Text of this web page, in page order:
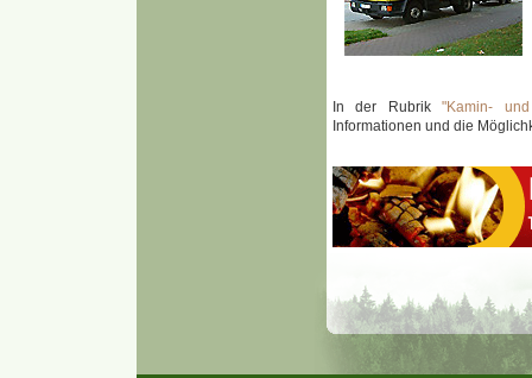
In der Rubrik"Kamin-
Informationen und die